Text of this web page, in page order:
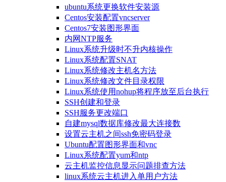
ubuntu系统更换软件安装源
Centos安装配置vncserver
Centos7安装图形界面
内网NTP服务
Linux系统升级时不升内核操作
Linux系统配置SNAT
Linux系统修改主机名方法
Linux系统修改文件目录权限
Linux系统使用nohup将程序放至后台执行
SSH创建和登录
SSH服务更改端口
自建mysql数据库修改最大连接数
设置云主机之间ssh免密码登录
Ubuntu配置图形界面和vnc
Linux系统配置yum和ntp
云主机监控信息显示问题排查方法
linux系统云主机进入单用户方法